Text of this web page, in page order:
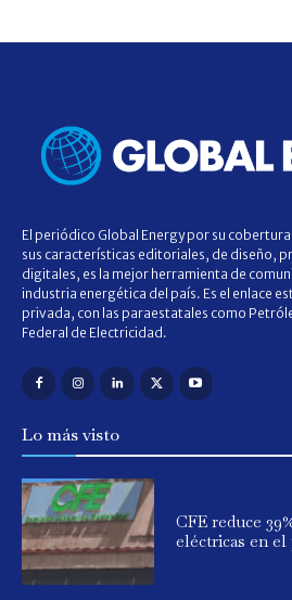
El periódico Global Energy por su
sus características editoriales, de diseño,
digitales, es la mejor herramienta de
industria energética del país. Es el enlace
privada, con las paraestatales como
Federal de Electricidad.
Lo más visto
CFE reduce
eléctricas en el